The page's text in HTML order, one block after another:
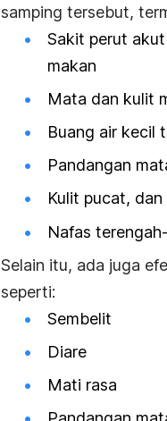
samping tersebut,
Sakit perut
makan
Mata dan kulit
Buang air kecil
Pandangan
Kulit pucat,
Nafas
Selain itu, ada juga
seperti:
Sembelit
Diare
Mati rasa